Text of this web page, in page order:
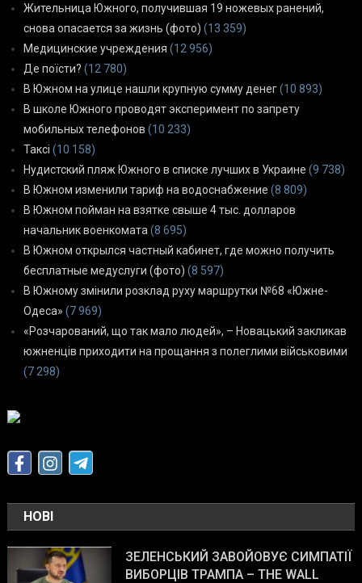
Жительница Южного, получившая 19 ножевых ранений,
снова опасается за жизнь (фото) (13 359)
Медицинские учреждения (12 956)
Де поїсти? (12 780)
В Южном на улице нашли крупную сумму денег(10 893)
В школе Южного проводят эксперимент по запрету
мобильных телефонов (10 233)
Таксі (10 158)
Нудистский пляж Южного в списке лучших в Украине (9 738)
В Южном изменили тариф на водоснабжение (8 809)
В Южном пойман на взятке свыше 4 тыс. долларов
начальник военкомата (8 695)
В Южном открылся частный кабинет, где можно получить
бесплатные медуслуги (фото) (8 597)
В Южному змінили розклад руху маршрутки №68 «Южне-
Одеса» (7 969)
«Розчарований, що так мало людей», – Новацький закликав
южненців приходити на прощання з полеглими військовими
(7 298)
НОВІ
ЗЕЛЕНСЬКИЙ ЗАВОЙОВУЄ СИМПАТІЇ
ВИБОРЦІВ ТРАМПА – THE WALL